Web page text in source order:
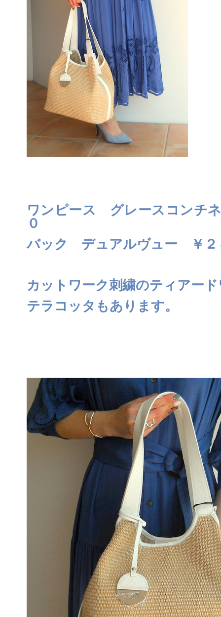
ワンピース グレースコンチ
０
バック デュアルヴュー ￥２
カットワーク刺繍のティアー
テラコッタもあります。